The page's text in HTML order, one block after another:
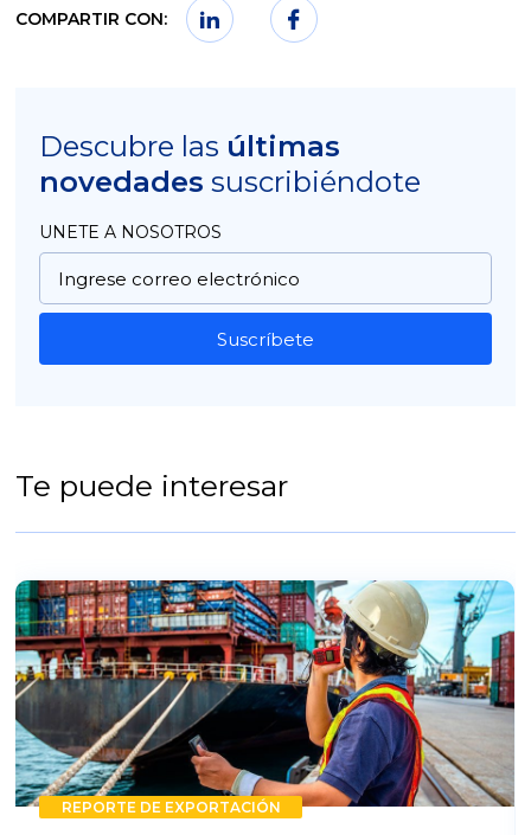
COMPARTIR CON:
Descubre las últimas
novedades suscribiéndote
UNETE A NOSOTROS
Suscríbete
Te puede interesar
REPORTE DE EXPORTACIÓN